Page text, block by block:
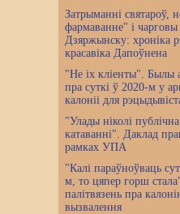
Затрыманні святароў,
фармаванне" і
Дзяржынску: хроніка
красавіка Дапоўнена
"Не іх кліенты". Былы
пра суткі ў 2020-м у
калоніі для
"Улады ніколі
катаванні". Даклад
рамках УПА
"Калі параўноўваць
м, то цяпер горш
палітвязень пра
вызвалення